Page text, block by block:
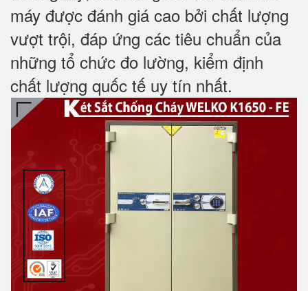
máy được đánh giá cao bởi chất lượng
vượt trội, đáp ứng các tiêu chuẩn của
những tổ chức đo lường, kiểm định
chất lượng quốc tế uy tín nhất.